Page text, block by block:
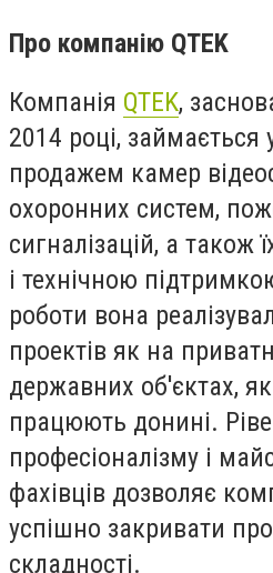
Про компанію QTEK
Компанія QTEK,
2014 році, займається
продажем камер
охоронних систем,
сигналізацій, а також
і технічною
роботи вона
проектів як на
державних об'єктах,
працюють донині.
професіоналізму і
фахівців дозволяє
успішно закривати
складності.